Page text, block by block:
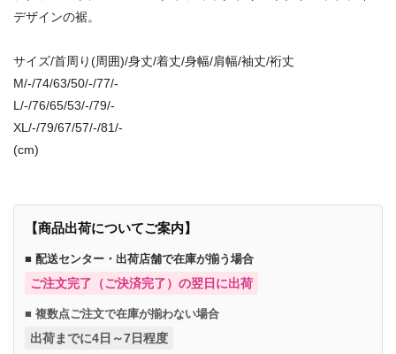
デザインの裾。
サイズ/首周り(周囲)/身丈/着丈/身幅/肩幅/袖丈/裄丈
M/-/74/63/50/-/77/-
L/-/76/65/53/-/79/-
XL/-/79/67/57/-/81/-
(cm)
【商品出荷についてご案内】
■ 配送センター・出荷店舗で在庫が揃う場合
ご注文完了（ご決済完了）の翌日に出荷
■ 複数点ご注文で在庫が揃わない場合
出荷までに4日～7日程度